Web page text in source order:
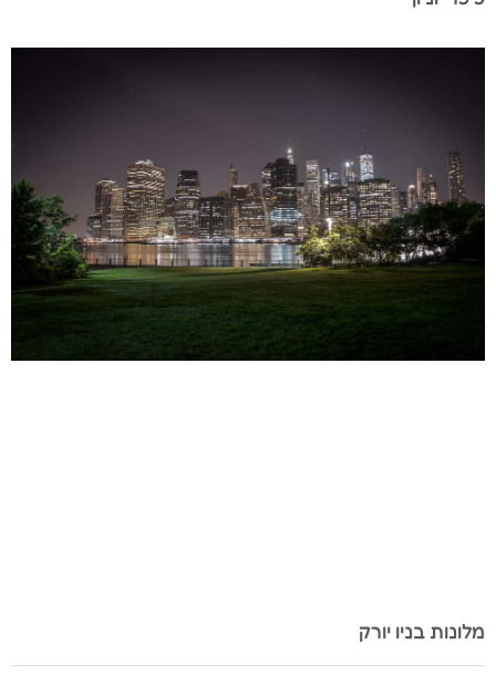
מלונות בניו יורק